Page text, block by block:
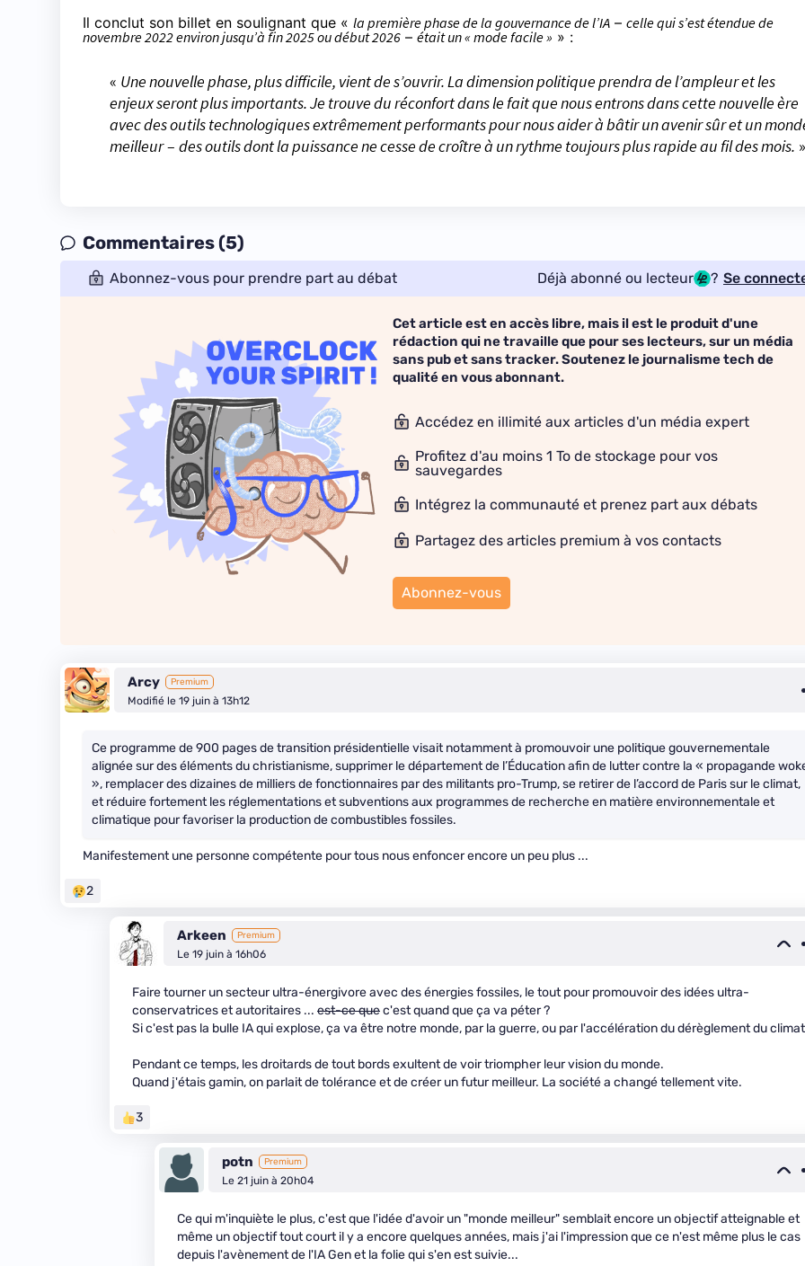
Il conclut son billet en soulignant que « la première phase de la gouvernance de l’IA – celle qui s’est étendue de
novembre 2022 environ jusqu’à fin 2025 ou début 2026 – était un « mode facile » » :
« Une nouvelle phase, plus difficile, vient de s’ouvrir. La dimension politique prendra de l’ampleur et les
enjeux seront plus importants. Je trouve du réconfort dans le fait que nous entrons dans cette nouvelle ère
avec des outils technologiques extrêmement performants pour nous aider à bâtir un avenir sûr et un
meilleur– des outils dont la puissance ne cesse de croître à un rythme toujours plus rapide au fil des mois. »
Commentaires (5)
Abonnez-vous pour prendre part au débat Déjà abonné ou lecteur ? Se
Cet article est en accès libre, mais il est le produit d'une
rédaction qui ne travaille que pour ses lecteurs, sur un média
sans pub et sans tracker. Soutenez le journalisme tech de
qualité en vous abonnant.
Accédez en illimité aux articles d'un média expert
Profitez d'au moins 1 To de stockage pour vos
sauvegardes
Intégrez la communauté et prenez part aux débats
Partagez des articles premium à vos contacts
Abonnez-vous
Arcy Premium
Modifié le 19 juin à 13h12
Ce programme de 900 pages de transition présidentielle visait notamment à promouvoir une politique gouvernementale
alignée sur des éléments du christianisme, supprimer le département de l’Éducation afin de lutter contre la « propagande
», remplacer des dizaines de milliers de fonctionnaires par des militants pro-Trump, se retirer de l’accord de Paris sur le climat,
et réduire fortement les réglementations et subventions aux programmes de recherche en matière environnementale et
climatique pour favoriser la production de combustibles fossiles.
Manifestement une personne compétente pour tous nous enfoncer encore un peu plus ...
2
Arkeen Premium
Le 19 juin à 16h06
Faire tourner un secteur ultra-énergivore avec des énergies fossiles, le tout pour promouvoir des idées ultra-
conservatrices et autoritaires ... est-ce quec'est quand que ça va péter ?
Si c'est pas la bulle IA qui explose, ça va être notre monde, par la guerre, ou par l'accélération du dérèglement du
Pendant ce temps, les droitards de tout bords exultent de voir triompher leur vision du monde.
Quand j'étais gamin, on parlait de tolérance et de créer un futur meilleur. La société a changé tellement vite.
3
potn Premium
Le 21 juin à 20h04
Ce qui m'inquiète le plus, c'est que l'idée d'avoir un "monde meilleur" semblait encore un objectif atteignable et
même un objectif tout court il y a encore quelques années, mais j'ai l'impression que ce n'est même plus le cas
depuis l'avènement de l'IA Gen et la folie qui s'en est suivie...